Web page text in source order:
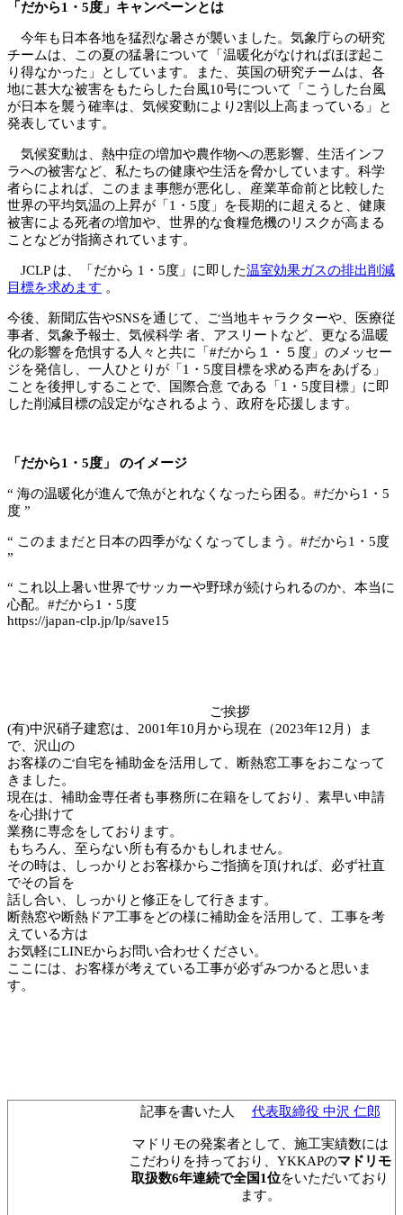
「だから1・5度」キャンペーンとは
今年も日本各地を猛烈な暑さが襲いました。気象庁らの研究
チームは、この夏の猛暑について「温暖化がなければほぼ起こ
り得なかった」としています。また、英国の研究チームは、各
地に甚大な被害をもたらした台風10号について「こうした台風
が日本を襲う確率は、気候変動により2割以上高まっている」と
発表しています。
気候変動は、熱中症の増加や農作物への悪影響、生活インフ
ラへの被害など、私たちの健康や生活を脅かしています。科学
者らによれば、このまま事態が悪化し、産業革命前と比較した
世界の平均気温の上昇が「1・5度」を長期的に超えると、健康
被害による死者の増加や、世界的な食糧危機のリスクが高まる
ことなどが指摘されています。
JCLP は、「だから 1・5度」に即した温室効果ガスの排出削減
目標を求めます 。
今後、新聞広告やSNSを通じて、ご当地キャラクターや、医療従
事者、気象予報士、気候科学 者、アスリートなど、更なる温暖
化の影響を危惧する人々と共に「#だから１・５度」のメッセー
ジを発信し、一人ひとりが「1・5度目標を求める声をあげる」
ことを後押しすることで、国際合意 である「1・5度目標」に即
した削減目標の設定がなされるよう、政府を応援します。
「だから1・5度」 のイメージ
“ 海の温暖化が進んで魚がとれなくなったら困る。#だから1・5
度 ”
“ このままだと日本の四季がなくなってしまう。#だから1・5度
”
“ これ以上暑い世界でサッカーや野球が続けられるのか、本当に
心配。#だから1・5度
https://japan-clp.jp/lp/save15
ご挨拶
(有)中沢硝子建窓は、2001年10月から現在（2023年12月）ま
で、沢山の
お客様のご自宅を補助金を活用して、断熱窓工事をおこなって
きました。
現在は、補助金専任者も事務所に在籍をしており、素早い申請
を心掛けて
業務に専念をしております。
もちろん、至らない所も有るかもしれません。
その時は、しっかりとお客様からご指摘を頂ければ、必ず社直
でその旨を
話し合い、しっかりと修正をして行きます。
断熱窓や断熱ドア工事をどの様に補助金を活用して、工事を考
えている方は
お気軽にLINEからお問い合わせください。
ここには、お客様が考えている工事が必ずみつかると思いま
す。
記事を書いた人 代表取締役 中沢 仁郎
マドリモの発案者として、施工実績数には
こだわりを持っており、YKKAPのマドリモ
取扱数6年連続で全国1位をいただいており
ます。